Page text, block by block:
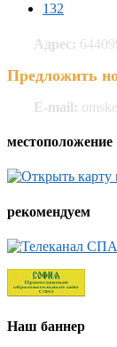
132
Адрес:
Предложить
E-mail:
местоположение
рекомендуем
Наш баннер